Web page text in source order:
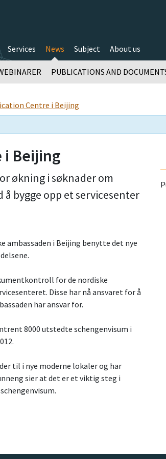
Services News
PUBLICATIONS AND
Subject About us
Centre i Beijing
i Beijing
økning i søknader om
bygge opp et servicesenter
ambassaden i Beijing benytte det nye
for de nordiske
Disse har nå ansvaret for å
har ansvar for.
8000 utstedte schengenvisum i
til i nye moderne lokaler og har
sier at det er et viktig steg i